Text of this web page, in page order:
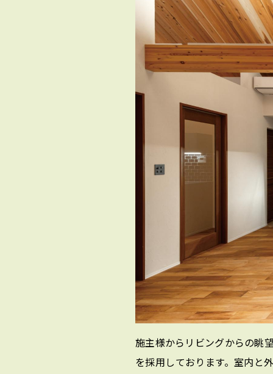
施主様からリビングからの眺
を採用しております。室内と